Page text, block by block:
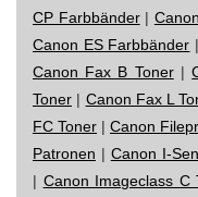
CP Farbbänder|
Canon ES Farbbänder |
Canon Fax B Toner|
Toner | Canon Fax L
FC Toner | Canon
Patronen | Canon I-
| Canon Imageclass C